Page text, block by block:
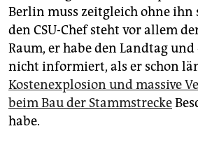
Berlin muss zeitgleich ohne ihn
den CSU-Chef steht vor allem
Raum, er habe den Landtag
nicht informiert, als er schon
Kostenexplosion und massive
beim Bau der Stammstrecke
habe.